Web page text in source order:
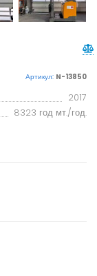
Артикул: N-13850
2017
8323 год мт./год.